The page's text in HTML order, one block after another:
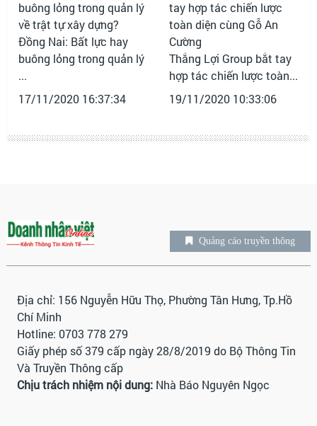
Đồng Nai: Bất lực hay
buông lỏng trong quản lý
...
17/11/2020 16:37:34
Thắng Lợi Group bắt tay
hợp tác chiến lược toàn...
19/11/2020 10:33:06
Quảng cáo truyền thông
Địa chỉ: 156 Nguyễn Hữu Thọ, Phường Tân Hưng, Tp.Hồ
Chí Minh
Hotline: 0703 778 279
Giấy phép số 379 cấp ngày 28/8/2019 do Bộ Thông Tin
Và Truyền Thông cấp
Chịu trách nhiệm nội dung:Nhà Báo Nguyên Ngọc